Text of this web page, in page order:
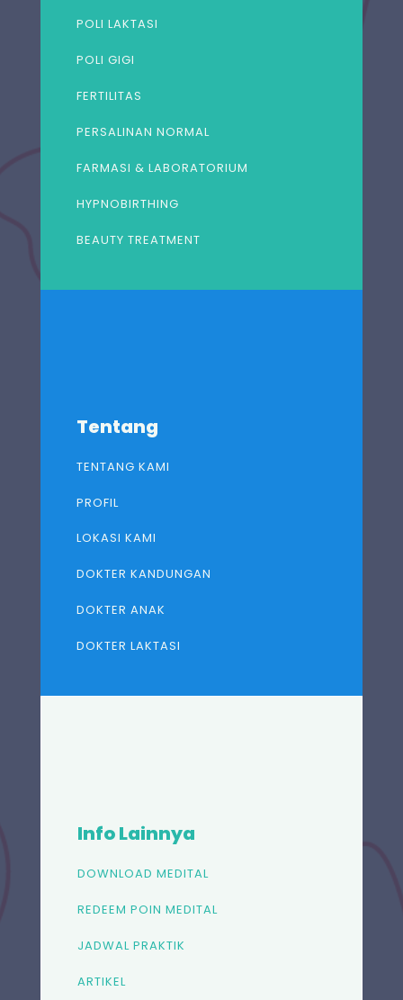
POLI LAKTASI
POLI GIGI
FERTILITAS
PERSALINAN NORMAL
FARMASI & LABORATORIUM
HYPNOBIRTHING
BEAUTY TREATMENT
Tentang
TENTANG KAMI
PROFIL
LOKASI KAMI
DOKTER KANDUNGAN
DOKTER ANAK
DOKTER LAKTASI
Info Lainnya
DOWNLOAD MEDITAL
REDEEM POIN MEDITAL
JADWAL PRAKTIK
ARTIKEL